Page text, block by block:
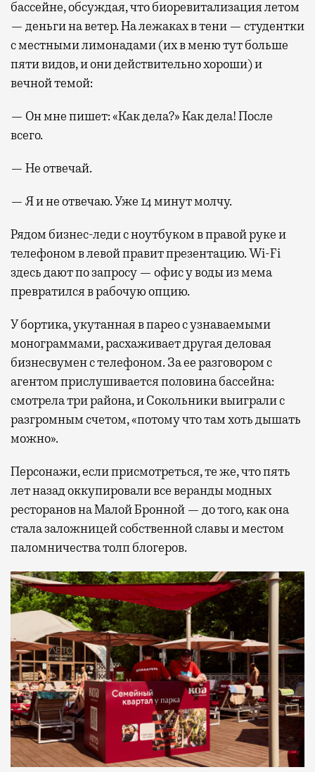
бассейне, обсуждая, что биоревитализация летом
— деньги на ветер. На лежаках в тени — студентки
с местными лимонадами (их в меню тут больше
пяти видов, и они действительно хороши) и
вечной темой:
— Он мне пишет: «Как дела?» Как дела! После
всего.
— Не отвечай.
— Я и не отвечаю. Уже 14 минут молчу.
Рядом бизнес-леди с ноутбуком в правой руке и
телефоном в левой правит презентацию. Wi-Fi
здесь дают по запросу — офис у воды из мема
превратился в рабочую опцию.
У бортика, укутанная в парео с узнаваемыми
монограммами, расхаживает другая деловая
бизнесвумен с телефоном. За ее разговором с
агентом прислушивается половина бассейна:
смотрела три района, и Сокольники выиграли с
разгромным счетом, «потому что там хоть дышать
можно».
Персонажи, если присмотреться, те же, что пять
лет назад оккупировали все веранды модных
ресторанов на Малой Бронной — до того, как она
стала заложницей собственной славы и местом
паломничества толп блогеров.